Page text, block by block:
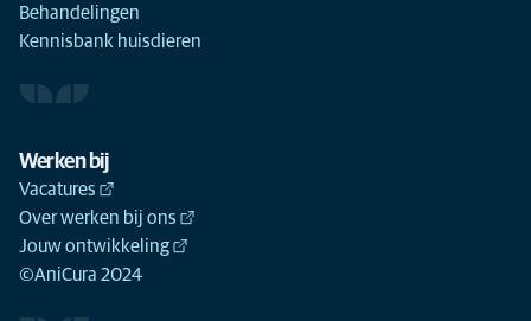
Behandelingen
Kennisbank huisdieren
Werken bij
Vacatures
Over werken bij ons
Jouw ontwikkeling
©AniCura 2024